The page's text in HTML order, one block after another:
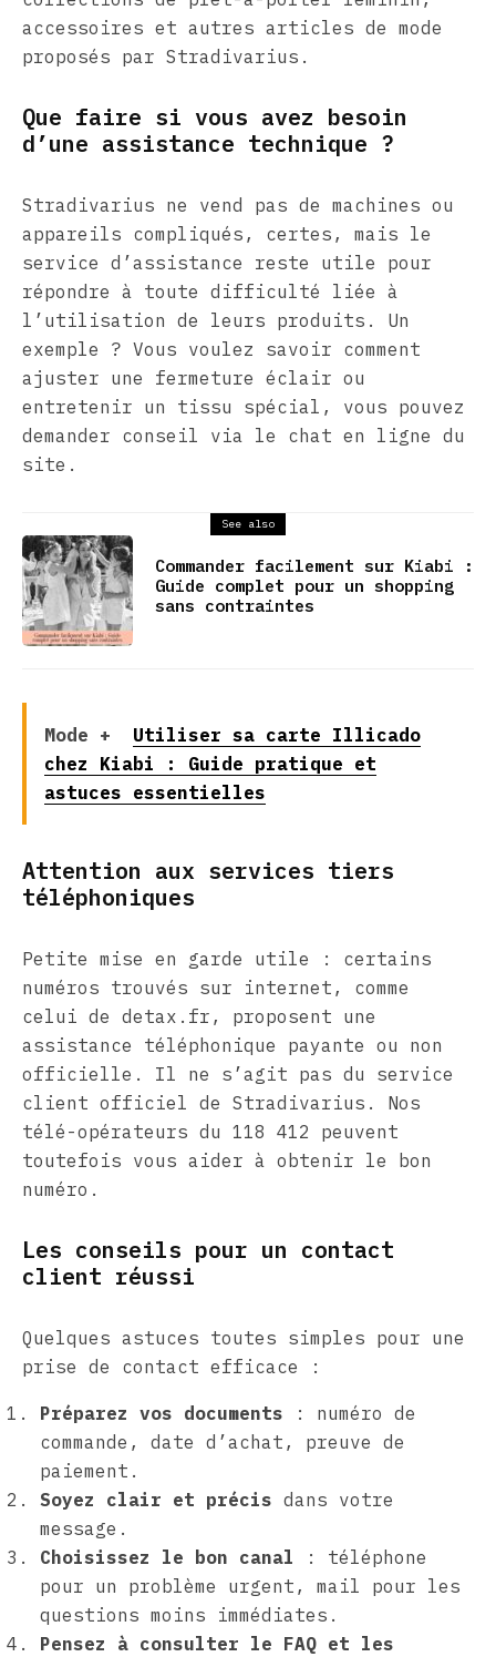
accessoires et autres articles de mode
proposés par Stradivarius.
Que faire si vous avez besoin
d’une assistance technique ?
Stradivarius ne vend pas de machines ou
appareils compliqués, certes, mais le
service d’assistance reste utile pour
répondre à toute difficulté liée à
l’utilisation de leurs produits. Un
exemple ? Vous voulez savoir comment
ajuster une fermeture éclair ou
entretenir un tissu spécial, vous pouvez
demander conseil via le chat en ligne du
site.
See also
Commander facilement sur Kiabi :
Guide complet pour un shopping
sans contraintes
Mode +
Utiliser sa carte Illicado
chez Kiabi : Guide pratique et
astuces essentielles
Attention aux services tiers
téléphoniques
Petite mise en garde utile : certains
numéros trouvés sur internet, comme
celui de detax.fr, proposent une
assistance téléphonique payante ou non
officielle. Il ne s’agit pas du service
client officiel de Stradivarius. Nos
télé-opérateurs du 118 412 peuvent
toutefois vous aider à obtenir le bon
numéro.
Les conseils pour un contact
client réussi
Quelques astuces toutes simples pour une
prise de contact efficace :
Préparez vos documents : numéro de
commande, date d’achat, preuve de
paiement.
Soyez clair et précis dans votre
message.
Choisissez le bon canal : téléphone
pour un problème urgent, mail pour les
questions moins immédiates.
Pensez à consulter le FAQ et les